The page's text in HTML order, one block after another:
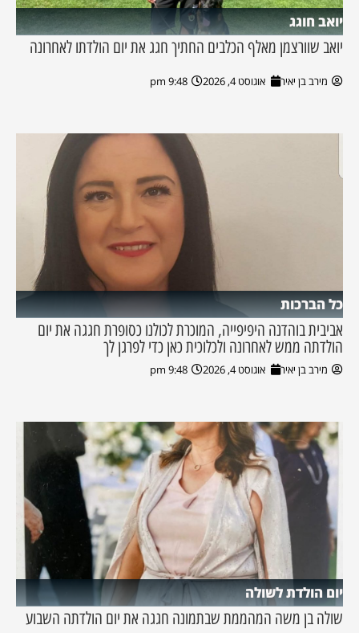
יואב חוגג
יואב שוורצמן מאלף הכלבים החתיך חגג את יום הולדתו לאחרונה
מירב בן יאיר אוגוסט 4, 2026 9:48 pm
כל הברכות
אביבית בוהדנה היפיפייה, המוכרת לכולנו כסופרת חגגה את יום
הולדתה ממש לאחרונה ולכלוכית כאן כדי לפרגן לך
מירב בן יאיר אוגוסט 4, 2026 9:48 pm
יום הולדת לשולה
שולה בן משה המהממת שבתמונה חגגה את יום הולדתה השבוע